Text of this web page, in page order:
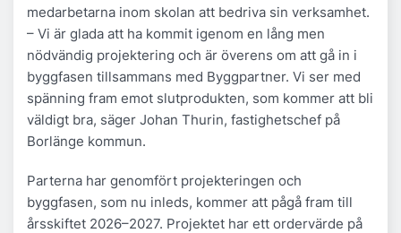
medarbetarna inom skolan att bedriva sin verksamhet.
– Vi är glada att ha kommit igenom en lång men
nödvändig projektering och är överens om att gå in i
byggfasen tillsammans med Byggpartner. Vi ser med
spänning fram emot slutprodukten, som kommer att bli
väldigt bra, säger Johan Thurin, fastighetschef på
Borlänge kommun.
Parterna har genomfört projekteringen och
byggfasen, som nu inleds, kommer att pågå fram till
årsskiftet 2026–2027. Projektet har ett ordervärde på